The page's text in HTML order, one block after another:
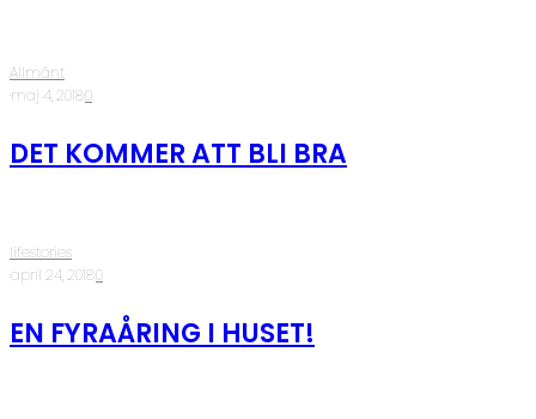
Allmänt
·maj 4, 2018·0
DET KOMMER ATT BLI BRA
lifestories
·april 24, 2018·0
EN FYRAÅRING I HUSET!